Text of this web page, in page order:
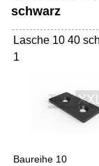
schwarz
Lasche 10 40
1
Baureihe 10